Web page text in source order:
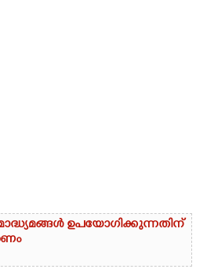
ഉപയോഗിക്കുന്നതിന്